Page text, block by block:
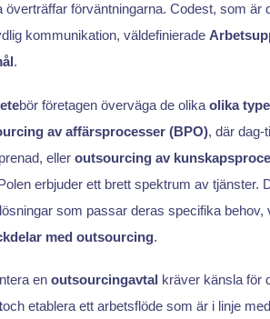
förväntningarna. Codest, som är
kommunikation, väldefinierade
.
bör företagen överväga de olika olika
av affärsprocesser (BPO), där dag-
eller outsourcing av
erbjuder ett brett spektrum av tjänster.
som passar deras specifika behov,
med outsourcing.
en outsourcingavtal kräver känsla för
och etablera ett arbetsflöde som är i linje